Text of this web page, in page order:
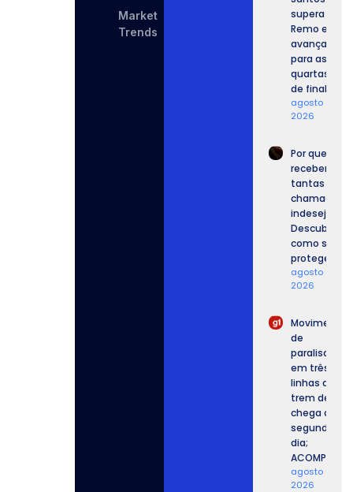
Market
Trends
supera o
Remo e
avança
para as
quartas
de final.
agosto 6,
2026
Por que
recebemos
tantas
chamadas
Descubra
como se
proteger.
agosto 6,
2026
Movimento
de
paralisação
em três
linhas de
trem de SP
chega ao
segundo
dia;
ACOMPANHE.
agosto 6,
2026